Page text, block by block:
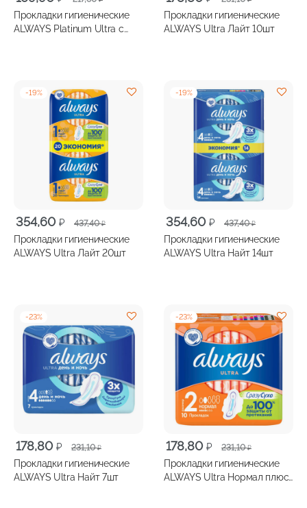
цена
составляла
цена:
169,90 ₽.
Прокладки гигиенические
ALWAYS Platinum Ultra с
цена
составляла
цена:
178,80 ₽.
Прокладки гигиенические
ALWAYS Ultra Лайт 10шт
-19%
437,40₽
Первоначальная
цена
составляла
354,60 ₽
Текущая
цена:
354,60 ₽.
Прокладки гигиенические
ALWAYS Ultra Лайт 20шт
-19%
437,40₽
Первоначальная
цена
составляла
354,60 ₽
Текущая
цена:
354,60 ₽.
Прокладки гигиенические
ALWAYS Ultra Найт 14шт
-23%
231,10₽
Первоначальная
цена
составляла
178,80 ₽
Текущая
цена:
178,80 ₽.
Прокладки гигиенические
ALWAYS Ultra Найт 7шт
-23%
231,10₽
Первоначальная
цена
составляла
178,80 ₽
Текущая
цена:
178,80 ₽.
Прокладки гигиенические
ALWAYS Ultra Нормал плюс